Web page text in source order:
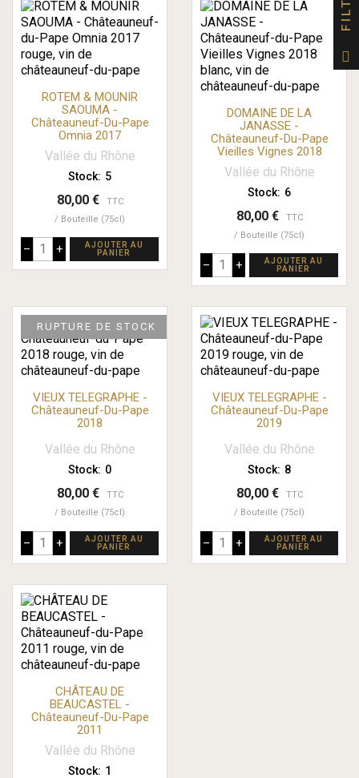
ROTEM & MOUNIR
SAOUMA -
Châteauneuf-Du-Pape
Omnia 2017
Vallée du Rhône
Stock: 5
80,00 €
TTC
Bouteille (75cl)
– +
AJOUTER AU
PANIER
DOMAINE DE LA
JANASSE -
Châteauneuf-Du-Pape
Vieilles Vignes 2018
Vallée du Rhône
Stock: 6
80,00 €
TTC
Bouteille (75cl)
– +
AJOUTER AU
PANIER
VIEUX TELEGRAPHE -
Châteauneuf-Du-Pape
2018
Vallée du Rhône
Stock: 0
80,00 €
TTC
Bouteille (75cl)
– +
AJOUTER AU
PANIER
RUPTURE DE STOCK
VIEUX TELEGRAPHE -
Châteauneuf-Du-Pape
2019
Vallée du Rhône
Stock: 8
80,00 €
TTC
Bouteille (75cl)
– +
AJOUTER AU
PANIER
CHÂTEAU DE
BEAUCASTEL -
Châteauneuf-Du-Pape
2011
Vallée du Rhône
Stock: 1